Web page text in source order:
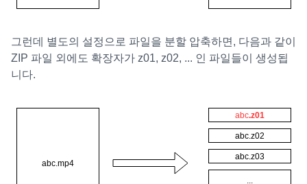
그런데 별도의 설정으로 파일을 분할 압축하면, 다음과 같이
ZIP 파일 외에도 확장자가 z01, z02, ... 인 파일들이 생성됩
니다.